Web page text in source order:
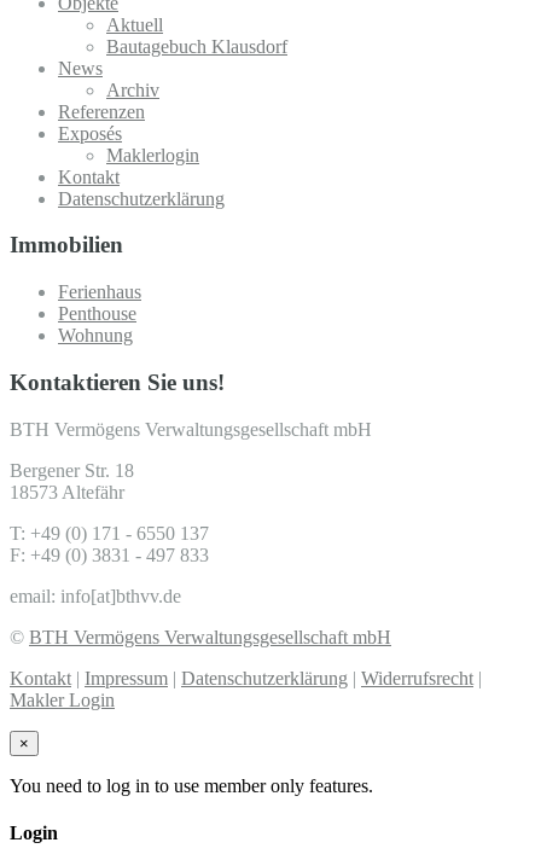
Aktuell
Bautagebuch Klausdorf
News
Archiv
Referenzen
Exposés
Maklerlogin
Kontakt
Datenschutzerklärung
Immobilien
Ferienhaus
Penthouse
Wohnung
Kontaktieren Sie uns!
BTH Vermögens Verwaltungsgesellschaft mbH
Bergener Str. 18
18573 Altefähr
T: +49 (0) 171 - 6550 137
F: +49 (0) 3831 - 497 833
email: info[at]bthvv.de
© BTH Vermögens Verwaltungsgesellschaft mbH
Kontakt | Impressum | Datenschutzerklärung | Widerrufsrecht |
Makler Login
×
You need to log in to use member only features.
Login